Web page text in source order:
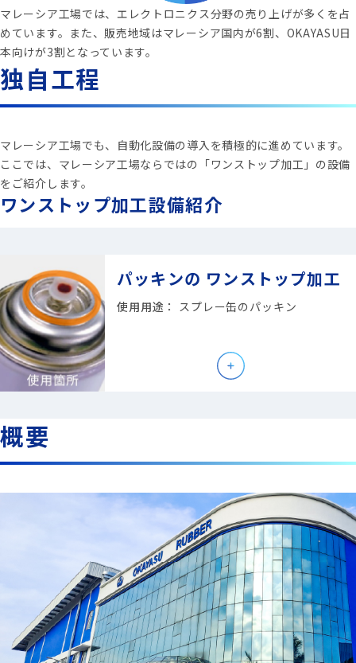
マレーシア工場では、エレクトロニクス分野の売り上げが多くを占
めています。また、販売地域はマレーシア国内が6割、OKAYASU日
本向けが3割となっています。
独自工程
マレーシア工場でも、自動化設備の導入を積極的に進めています。
ここでは、マレーシア工場ならではの「ワンストップ加工」の設備
をご紹介します。
ワンストップ加工設備紹介
パッキンの ワンストップ加工
使用用途： スプレー缶のパッキン
概要